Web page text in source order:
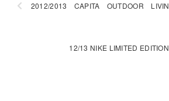
2012/2013 CAPITA OUTDOOR